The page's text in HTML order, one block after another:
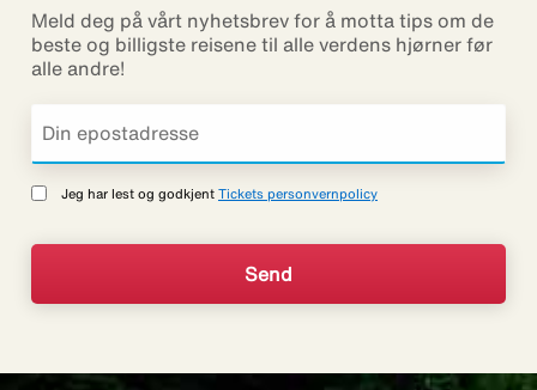
Meld deg på vårt nyhetsbrev for å motta tips om de
beste og billigste reisene til alle verdens hjørner før
alle andre!
Jeg har lest og godkjent Tickets personvernpolicy